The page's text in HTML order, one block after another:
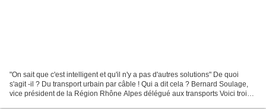
"On sait que c'est intelligent et qu'il n'y a pas d'autres solutions" De quoi
s'agit -il ? Du transport urbain par câble ! Qui a dit cela ? Bernard Soulage,
vice président de la Région Rhône Alpes délégué aux transports Voici trois